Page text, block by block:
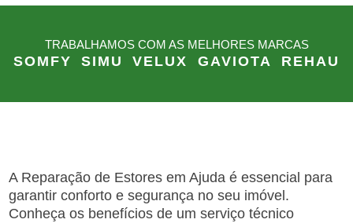
TRABALHAMOS COM AS MELHORES MARCAS
SOMFY SIMU VELUX GAVIOTA REHAU
A Reparação de Estores em Ajuda é essencial para
garantir conforto e segurança no seu imóvel.
Conheça os benefícios de um serviço técnico